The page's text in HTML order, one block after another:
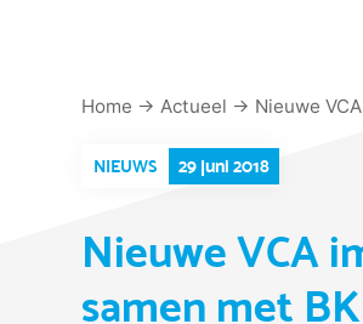
Home →Actueel → Nieuwe
NIEUWS 29 juni 2018
Nieuwe VCA
samen met